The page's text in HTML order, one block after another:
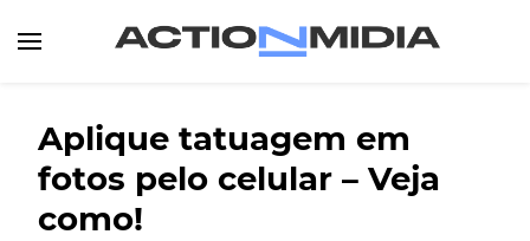
Aplique tatuagem em
fotos pelo celular – Veja
como!